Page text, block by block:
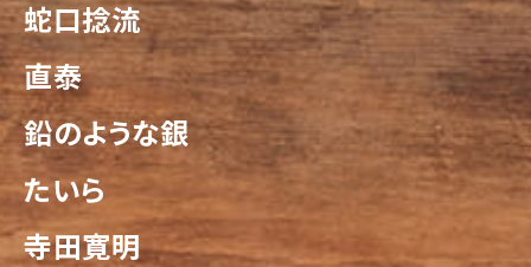
蛇口捻流
直泰
鉛のような銀
たいら
寺田寛明